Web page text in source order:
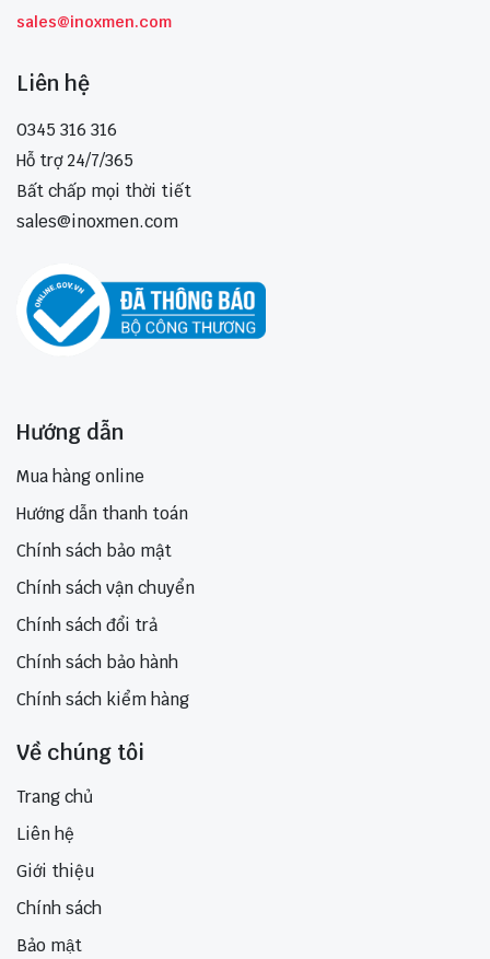
sales@inoxmen.com
Liên hệ
0345 316 316
Hỗ trợ 24/7/365
Bất chấp mọi thời tiết
sales@inoxmen.com
Hướng dẫn
Mua hàng online
Hướng dẫn thanh toán
Chính sách bảo mật
Chính sách vận chuyển
Chính sách đổi trả
Chính sách bảo hành
Chính sách kiểm hàng
Về chúng tôi
Trang chủ
Liên hệ
Giới thiệu
Chính sách
Bảo mật